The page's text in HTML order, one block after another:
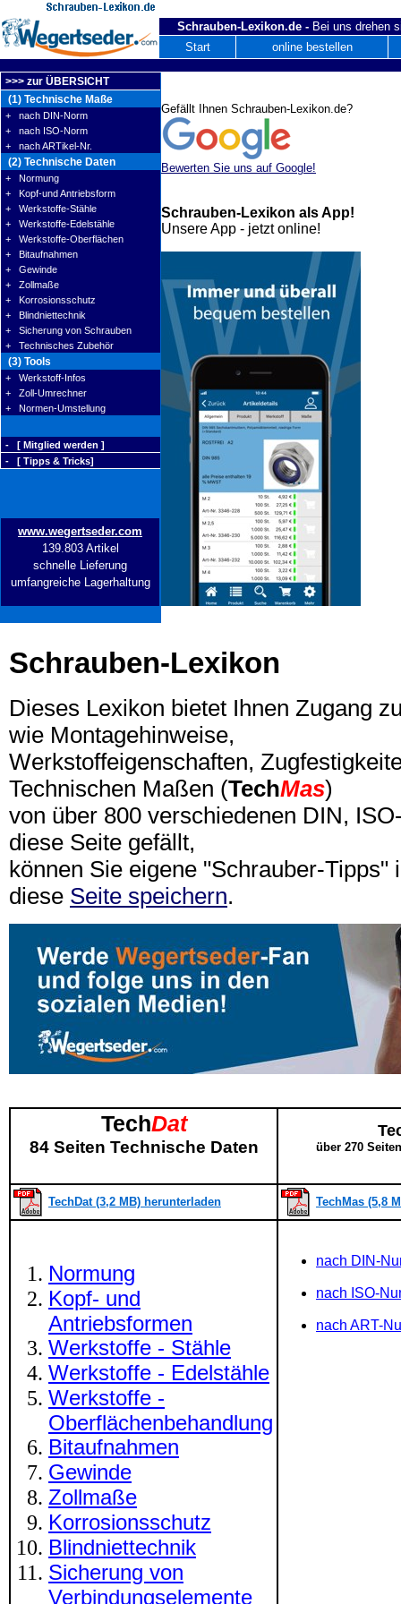
Schrauben-Lexikon.de - Bei uns drehen
Start
online bestellen
>>> zur ÜBERSICHT
(1) Technische Maße
+ nach DIN-Norm
+ nach ISO-Norm
+ nach ARTikel-Nr.
(2) Technische Daten
+ Normung
+ Kopf-und Antriebsform
+ Werkstoffe-Stähle
+ Werkstoffe-Edelstähle
+ Werkstoffe-Oberflächen
+ Bitaufnahmen
+ Gewinde
+ Zollmaße
+ Korrosionsschutz
+ Blindniettechnik
+ Sicherung von Schrauben
+ Technisches Zubehör
(3) Tools
+ Werkstoff-Infos
+ Zoll-Umrechner
+ Normen-Umstellung
- [ Mitglied werden ]
- [ Tipps & Tricks]
www.wegertseder.com
139.803 Artikel
schnelle Lieferung
umfangreiche Lagerhaltung
Schrauben-Lexikon
Dieses Lexikon bietet Ihnen Zugang
wie Montagehinweise,
Werkstoffeigenschaften,
Technischen Maßen (TechMas)
von über 800 verschiedenen DIN,
diese Seite gefällt,
können Sie eigene "Schrauber-Tipps"
diese Seite speichern.
TechDat
84 Seiten Technische Daten über 270
TechDat (3,2 MB) herunterladen TechMas (5,8
Normung
Kopf- und
Antriebsformen
Werkstoffe - Stähle
Werkstoffe - Edelstähle
Werkstoffe -
Oberflächenbehandlung
Bitaufnahmen
Gewinde
Zollmaße
Korrosionsschutz
Blindniettechnik
Sicherung von
Verbindungselemente
nach DIN-
nach ISO-
nach ART-
Gefällt Ihnen Schrauben-Lexikon.de?
Bewerten Sie uns auf Google!
Schrauben-Lexikon als App!
Unsere App - jetzt online!